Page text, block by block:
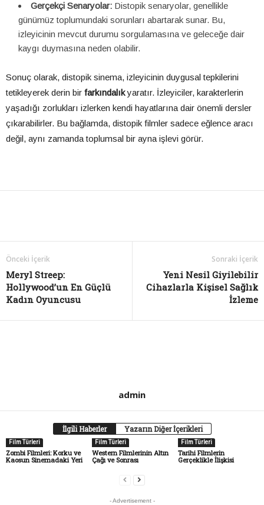
Gerçekçi Senaryolar: Distopik senaryolar, genellikle
günümüz toplumundaki sorunları abartarak sunar. Bu,
izleyicinin mevcut durumu sorgulamasına ve geleceğe dair
kaygı duymasına neden olabilir.
Sonuç olarak, distopik sinema, izleyicinin duygusal tepkilerini
tetikleyerek derin bir farkındalıkyaratır. İzleyiciler, karakterlerin
yaşadığı zorlukları izlerken kendi hayatlarına dair önemli dersler
çıkarabilirler. Bu bağlamda, distopik filmler sadece eğlence aracı
değil, aynı zamanda toplumsal bir ayna işlevi görür.
Önceki İçerik
Meryl Streep:
Hollywood’un En Güçlü
Kadın Oyuncusu
Sonraki İçerik
Yeni Nesil Giyilebilir
Cihazlarla Kişisel Sağlık
İzleme
admin
İlgili Haberler Yazarın Diğer İçerikleri
Film Türleri
Zombi Filmleri: Korku ve
Kaosun Sinemadaki Yeri
Film Türleri
Western Filmlerinin Altın
Çağı ve Sonrası
Film Türleri
Tarihi Filmlerin
Gerçeklikle İlişkisi
- Advertisement -